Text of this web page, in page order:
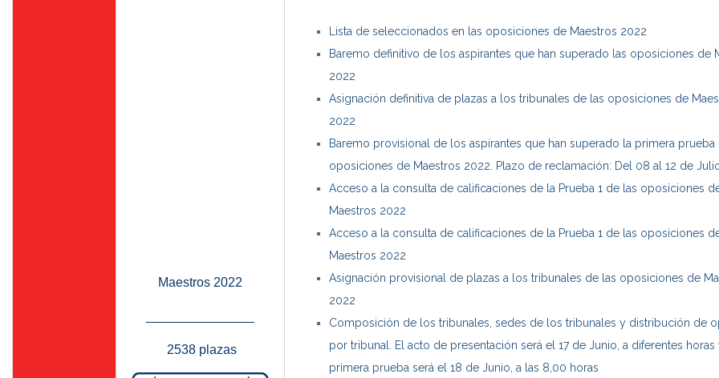
Maestros 2022
2538 plazas
Lista de seleccionados en las oposiciones de Maestros 2022
Baremo definitivo de los aspirantes que han superado las oposiciones de
2022
Asignación definitiva de plazas a los tribunales de las oposiciones de
2022
Baremo provisional de los aspirantes que han superado la primera prueba
oposiciones de Maestros 2022. Plazo de reclamación: Del 08 al 12 de
Acceso a la consulta de calificaciones de la Prueba 1 de las oposiciones
Maestros 2022
Acceso a la consulta de calificaciones de la Prueba 1 de las oposiciones
Maestros 2022
Asignación provisional de plazas a los tribunales de las oposiciones de
2022
Composición de los tribunales, sedes de los tribunales y distribución de
por tribunal. El acto de presentación será el 17 de Junio, a diferentes horas
primera prueba será el 18 de Junio, a las 8,00 horas